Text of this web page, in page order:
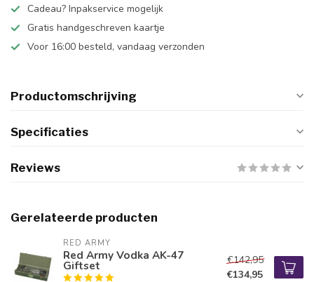
Cadeau? Inpakservice mogelijk
Gratis handgeschreven kaartje
Voor 16:00 besteld, vandaag verzonden
Productomschrijving
Specificaties
Reviews
Gerelateerde producten
RED ARMY
Red Army Vodka AK-47
Giftset
€142,95
€134,95